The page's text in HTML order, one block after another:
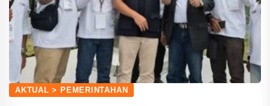
AKTUAL > PEMERINTAHAN